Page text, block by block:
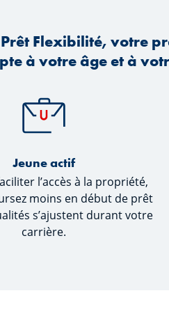
Flexibilité, votre
à votre âge et à
Jeune actif
l’accès à la propriété,
moins en début de prêt
s’ajustent durant votre
carrière.